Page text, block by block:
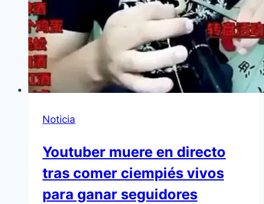
Noticia
Youtuber muere en directo
tras comer ciempiés vivos
para ganar seguidores